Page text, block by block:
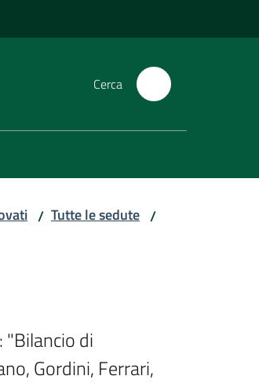
Cerca
/ Tutte le sedute /
di
Gordini, Ferrari,